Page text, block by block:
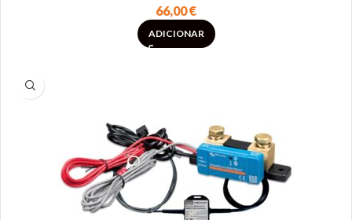
66,00€
ADICIONAR